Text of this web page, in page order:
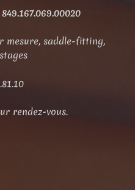
mesure, saddle-fitting,
rendez-vous.